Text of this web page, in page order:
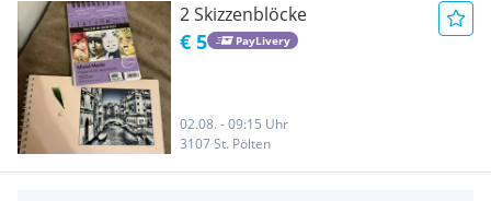
2 Skizzenblöcke
€ 5 PayLivery
02.08. - 09:15 Uhr
3107 St. Pölten